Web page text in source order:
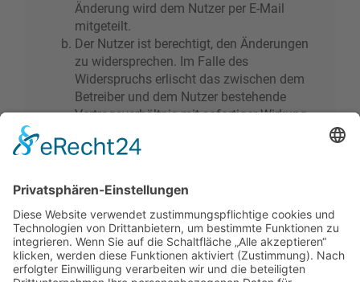
Änderung wird dem Nutzer per E-Mail
mitgeteilt.
Der Nutzer ist berechtigt, den Änderungen
zu widersprechen. Im Falle des
Widerspruchs erlischt das zwischen dem
Betreiber und dem Nutzer bestehende
Vertragsverhältnis mit sofortiger Wirkung.
verbindlich, wenn der Nutzer den
Informationen über den Umgang mit deinen
persönlichen Daten sind in der
Datenschutzerklärung enthalten.